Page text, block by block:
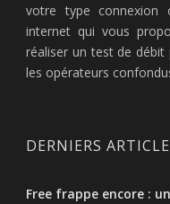
votre type connexion
internet qui vous
réaliser un test de
les opérateurs
DERNIERS
Free frappe encore :